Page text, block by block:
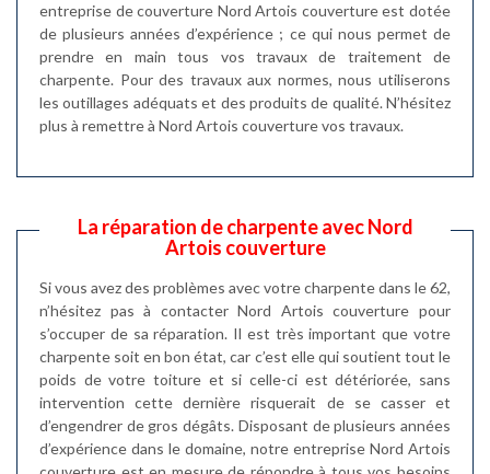
entreprise de couverture Nord Artois couverture est dotée
de plusieurs années d’expérience ; ce qui nous permet de
prendre en main tous vos travaux de traitement de
charpente. Pour des travaux aux normes, nous utiliserons
les outillages adéquats et des produits de qualité. N’hésitez
plus à remettre à Nord Artois couverture vos travaux.
La réparation de charpente avec Nord
Artois couverture
Si vous avez des problèmes avec votre charpente dans le 62,
n’hésitez pas à contacter Nord Artois couverture pour
s’occuper de sa réparation. Il est très important que votre
charpente soit en bon état, car c’est elle qui soutient tout le
poids de votre toiture et si celle-ci est détériorée, sans
intervention cette dernière risquerait de se casser et
d’engendrer de gros dégâts. Disposant de plusieurs années
d’expérience dans le domaine, notre entreprise Nord Artois